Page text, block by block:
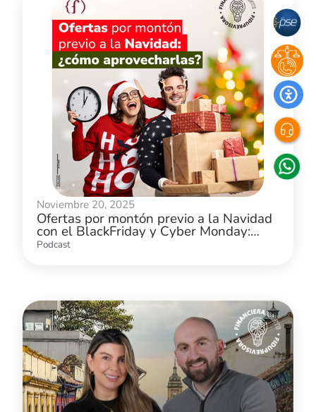
Noviembre 20, 2025
Ofertas por montón previo a la Navidad
con el BlackFriday y Cyber Monday:
¿cómo aprovecharlas?
Podcast